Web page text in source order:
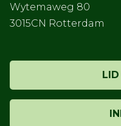
Wytemaweg 80
3015CN Rotterdam